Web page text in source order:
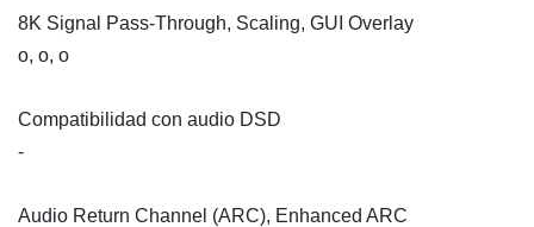
8K Signal Pass-Through, Scaling, GUI Overlay
o, o, o
Compatibilidad con audio DSD
-
Audio Return Channel (ARC), Enhanced ARC